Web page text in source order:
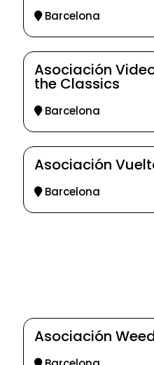
Barcelona
Asociación
the Classics
Barcelona
Asociación
Barcelona
Asociación